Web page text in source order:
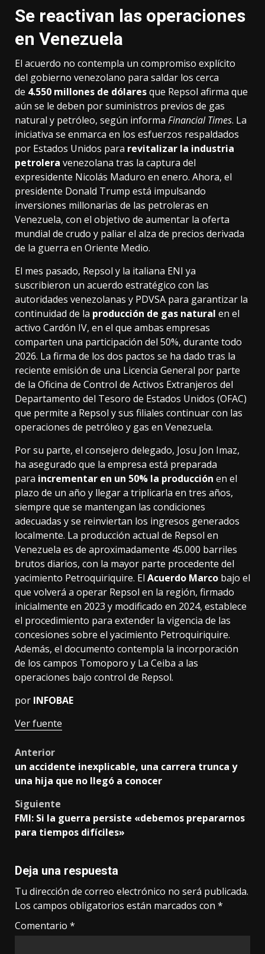
Se reactivan las operaciones
en Venezuela
El acuerdo no contempla un compromiso explícito
del gobierno venezolano para saldar los cerca
de 4.550 millones de dólaresque Repsol afirma que
aún se le deben por suministros previos de gas
natural y petróleo, según informa Financial Times. La
iniciativa se enmarca en los esfuerzos respaldados
por Estados Unidos para revitalizar la industria
petrolera venezolana tras la captura del
expresidente Nicolás Maduro en enero. Ahora, el
presidente Donald Trump está impulsando
inversiones millonarias de las petroleras en
Venezuela, con el objetivo de aumentar la oferta
mundial de crudo y paliar el alza de precios derivada
de la guerra en Oriente Medio.
El mes pasado, Repsol y la italiana ENI ya
suscribieron un acuerdo estratégico con las
autoridades venezolanas y PDVSA para garantizar la
continuidad de la producción de gas natural en el
activo Cardón IV, en el que ambas empresas
comparten una participación del 50%, durante todo
2026. La firma de los dos pactos se ha dado tras la
reciente emisión de una Licencia General por parte
de la Oficina de Control de Activos Extranjeros del
Departamento del Tesoro de Estados Unidos (OFAC)
que permite a Repsol y sus filiales continuar con las
operaciones de petróleo y gas en Venezuela.
Por su parte, el consejero delegado, Josu Jon Imaz,
ha asegurado que la empresa está preparada
para incrementar en un 50% la producción en el
plazo de un año y llegar a triplicarla en tres años,
siempre que se mantengan las condiciones
adecuadas y se reinviertan los ingresos generados
localmente. La producción actual de Repsol en
Venezuela es de aproximadamente 45.000 barriles
brutos diarios, con la mayor parte procedente del
yacimiento Petroquiriquire. El Acuerdo Marco bajo el
que volverá a operar Repsol en la región, firmado
inicialmente en 2023 y modificado en 2024, establece
el procedimiento para extender la vigencia de las
concesiones sobre el yacimiento Petroquiriquire.
Además, el documento contempla la incorporación
de los campos Tomoporo y La Ceiba a las
operaciones bajo control de Repsol.
por INFOBAE
Ver fuente
Post
navigation
Anterior
un accidente inexplicable, una carrera trunca y
una hija que no llegó a conocer
Siguiente
FMI: Si la guerra persiste «debemos prepararnos
para tiempos difíciles»
Deja una respuesta
Tu dirección de correo electrónico no será publicada.
Los campos obligatorios están marcados con *
Comentario *